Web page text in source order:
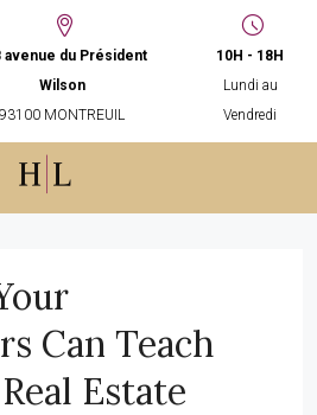
avenue du Président
Wilson
93100 MONTREUIL
10H - 18H
Lundi au
Vendredi
Can Teach
Estate